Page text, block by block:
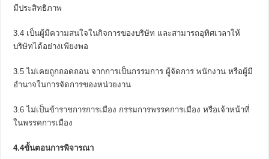
มีประสิทธิภาพ
3.4 เป็นผู้มีความสนใจในกิจการของบริษัท และสามารถอุทิศเวลาให้
บริษัทได้อย่างเพียงพอ
3.5 ไม่เคยถูกถอดถอน จากการเป็นกรรมการ ผู้จัดการ พนักงาน หรือผู้มี
อำนาจในการจัดการของหน่วยงาน
3.6 ไม่เป็นข้าราชการการเมือง กรรมการพรรคการเมือง หรือเจ้าหน้าที่
ในพรรคการเมือง
4.4ขั้นตอนการพิจารณา